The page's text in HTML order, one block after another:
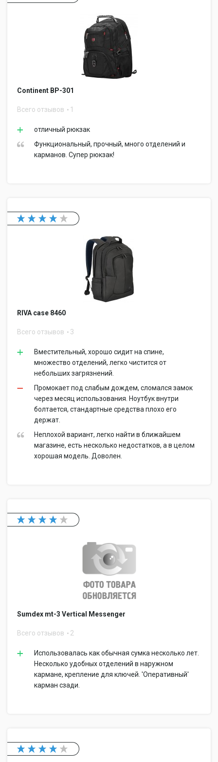
Continent BP-301
Всего отзывов 1
отличный рюкзак
Функциональный, прочный, много отделений и
карманов. Супер рюкзак!
RIVA case 8460
Всего отзывов 3
Вместительный, хорошо сидит на спине,
множество отделений, легко чистится от
небольших загрязнений.
Промокает под слабым дождем, сломался замок
через месяц использования. Ноутбук внутри
болтается, стандартные средства плохо его
держат.
Неплохой вариант, легко найти в ближайшем
магазине, есть несколько недостатков, а в целом
хорошая модель. Доволен.
Sumdex mt-3 Vertical Messenger
Всего отзывов 2
Использовалась как обычная сумка несколько лет.
Несколько удобных отделений в наружном
кармане, крепление для ключей. 'Оперативный'
карман сзади.